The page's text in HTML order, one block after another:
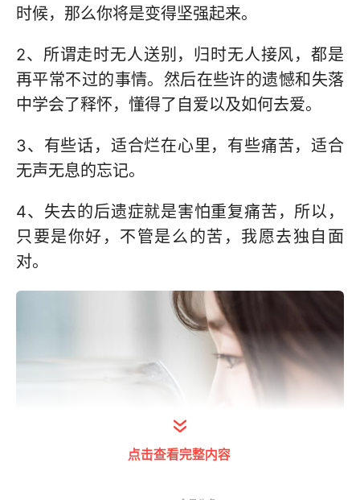
时候，那么你将是变得坚强起来。
2、所谓走时无人送别，归时无人接风，都是
再平常不过的事情。然后在些许的遗憾和失落
中学会了释怀，懂得了自爱以及如何去爱。
3、有些话，适合烂在心里，有些痛苦，适合
无声无息的忘记。
4、失去的后遗症就是害怕重复痛苦，所以，
只要是你好，不管是么的苦，我愿去独自面
对。
点击查看完整内容